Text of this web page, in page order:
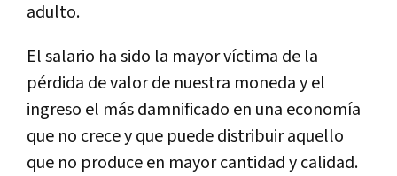
adulto.
El salario ha sido la mayor víctima de la
pérdida de valor de nuestra moneda y el
ingreso el más damnificado en una economía
que no crece y que puede distribuir aquello
que no produce en mayor cantidad y calidad.